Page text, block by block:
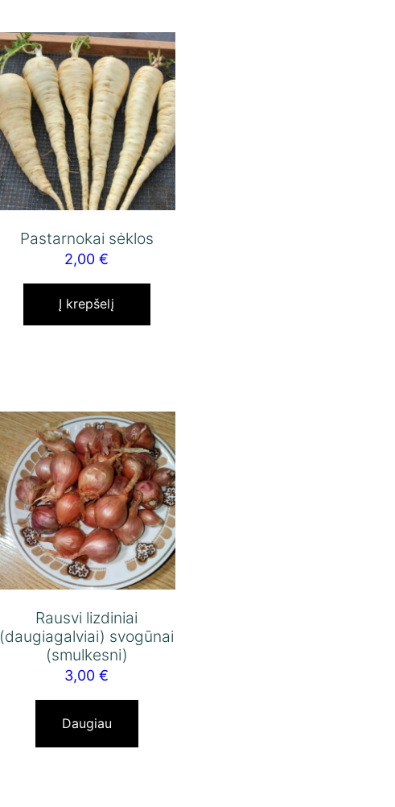
Pastarnokai sėklos
2,00€
Į krepšelį
Rausvi lizdiniai
(daugiagalviai) svogūnai
(smulkesni)
3,00€
Daugiau